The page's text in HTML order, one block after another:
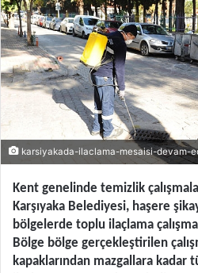
karsiyakada-ilaclama-mesaisi-devam-
Kent genelinde temizlik
Karşıyaka Belediyesi, haşere
bölgelerde toplu ilaçlama
Bölge bölge gerçekleştirilen
kapaklarından mazgallara kadar